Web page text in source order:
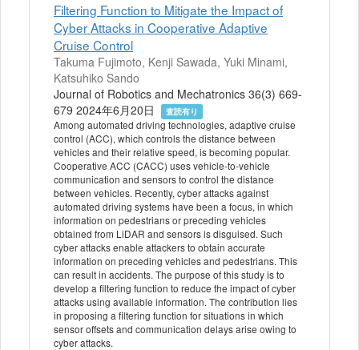
Filtering Function to Mitigate the Impact of
Cyber Attacks in Cooperative Adaptive
Cruise Control
Takuma Fujimoto, Kenji Sawada, Yuki Minami,
Katsuhiko Sando
Journal of Robotics and Mechatronics 36(3) 669-
679 2024年6月20日
査読有り
Among automated driving technologies, adaptive cruise
control (ACC), which controls the distance between
vehicles and their relative speed, is becoming popular.
Cooperative ACC (CACC) uses vehicle-to-vehicle
communication and sensors to control the distance
between vehicles. Recently, cyber attacks against
automated driving systems have been a focus, in which
information on pedestrians or preceding vehicles
obtained from LiDAR and sensors is disguised. Such
cyber attacks enable attackers to obtain accurate
information on preceding vehicles and pedestrians. This
can result in accidents. The purpose of this study is to
develop a filtering function to reduce the impact of cyber
attacks using available information. The contribution lies
in proposing a filtering function for situations in which
sensor offsets and communication delays arise owing to
cyber attacks.